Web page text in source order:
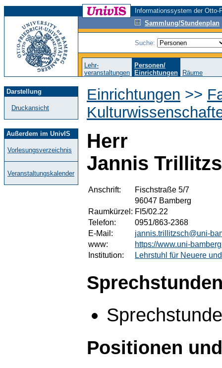
Informationssystem der
Sammlung/Stundenplan
Suche:
Lehr-
veranstaltungen
Personen/
Einrichtungen
Räume
Darstellung
Druckansicht
Außerdem im UnivIS
Vorlesungsverzeichnis
Veranstaltungskalender
Einrichtungen >>
Herr
Jannis
Anschrift:
Fischstraße 5/7
96047 Bamberg
Raumkürzel: FI5/02.22
Telefon:
0951/863-2368
E-Mail:
jannis.trillitzsch@uni-
www:
https://www.uni-
Institution:
Lehrstuhl für Neuere
Positionen